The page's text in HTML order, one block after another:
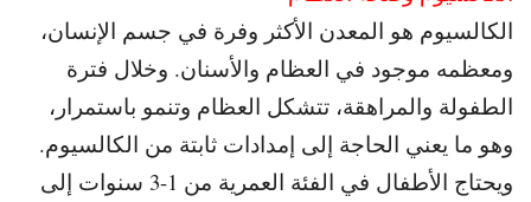
الكالسيوم هو المعدن الأكثر وفرة في جسم الإنسان،
ومعظمه موجود في العظام والأسنان. وخلال فترة
الطفولة والمراهقة، تتشكل العظام وتنمو باستمرار،
وهو ما يعني الحاجة إلى إمدادات ثابتة من الكالسيوم.
و
يحتاج الأطفال في الفئة العمرية من 1-3 سنوات إلى